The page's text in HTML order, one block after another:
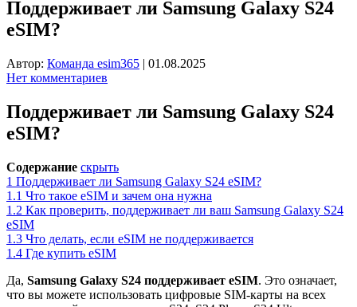
Поддерживает ли Samsung Galaxy S24
eSIM?
Автор: Команда esim365 | 01.08.2025
Нет комментариев
Поддерживает ли Samsung Galaxy S24
eSIM?
Содержание скрыть
1 Поддерживает ли Samsung Galaxy S24 eSIM?
1.1 Что такое eSIM и зачем она нужна
1.2 Как проверить, поддерживает ли ваш Samsung Galaxy S24
eSIM
1.3 Что делать, если eSIM не поддерживается
1.4 Где купить eSIM
Да, Samsung Galaxy S24 поддерживает eSIM. Это означает,
что вы можете использовать цифровые SIM-карты на всех